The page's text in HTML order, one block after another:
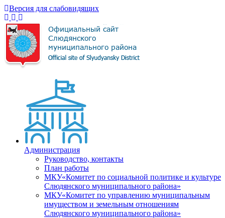
Версия для слабовидящих
Администрация
Руководство, контакты
План работы
МКУ«Комитет по социальной политике и культуре
Слюдянского муниципального района»
МКУ«Комитет по управлению муниципальным
имуществом и земельным отношениям
Слюдянского муниципального района»